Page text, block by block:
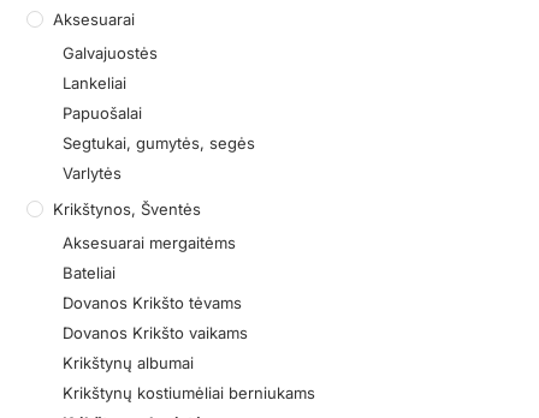
Aksesuarai
Galvajuostės
Lankeliai
Papuošalai
Segtukai, gumytės, segės
Varlytės
Krikštynos, Šventės
Aksesuarai mergaitėms
Bateliai
Dovanos Krikšto tėvams
Dovanos Krikšto vaikams
Krikštynų albumai
Krikštynų kostiumėliai berniukams